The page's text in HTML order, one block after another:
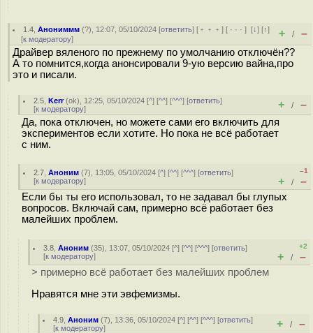
1.4 ,Анониммм (?), 12:07, 05/10/2024 [ответить] [ ﹢﹢﹢] [ · · ·][↓] [↑]
[к модератору] + / –
Драйвер вяленого по прежнему по умолчанию отключён??
А то помнится,когда анонсировали 9-ую версию вайна,про
это и писали.
2.5 ,Kerr(ok), 12:25, 05/10/2024 [^] [^^] [^^^] [ответить]
[к модератору] + / –
Да, пока отключен, но можете сами его включить для
экспериментов если хотите. Но пока не всё работает
с ним.
2.7 ,Аноним (7), 13:05, 05/10/2024 [^] [^^] [^^^] [ответить]
[к модератору]
–1
+ / –
Если бы ты его использовал, то не задавал бы глупых
вопросов. Включай сам, примерно всё работает без
малейших проблем.
3.8 ,Аноним (35), 13:07, 05/10/2024 [^] [^^] [^^^] [ответить]
[к модератору]
+2
+ / –
> примерно всё работает без малейших проблем
Нравятся мне эти эвфемизмы.
4.9 ,Аноним (7), 13:36, 05/10/2024 [^] [^^] [^^^] [ответить]
[к модератору] + / –